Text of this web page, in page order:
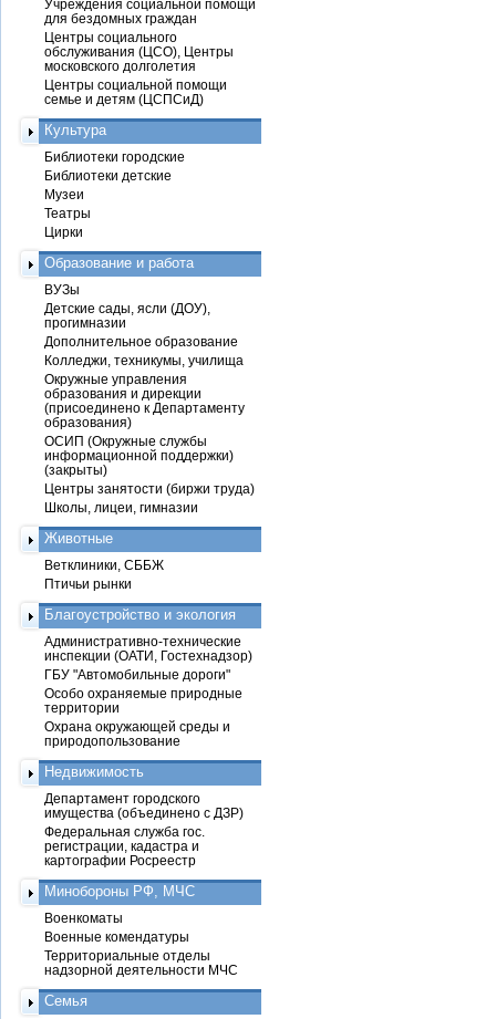
Учреждения социальной помощи
для бездомных граждан
Центры социального
обслуживания (ЦСО), Центры
московского долголетия
Центры социальной помощи
семье и детям (ЦСПСиД)
Культура
Библиотеки городские
Библиотеки детские
Музеи
Театры
Цирки
Образование и работа
ВУЗы
Детские сады, ясли (ДОУ),
прогимназии
Дополнительное образование
Колледжи, техникумы, училища
Окружные управления
образования и дирекции
(присоединено к Департаменту
образования)
ОСИП (Окружные службы
информационной поддержки)
(закрыты)
Центры занятости (биржи труда)
Школы, лицеи, гимназии
Животные
Ветклиники, СББЖ
Птичьи рынки
Благоустройство и экология
Административно-технические
инспекции (ОАТИ, Гостехнадзор)
ГБУ "Автомобильные дороги"
Особо охраняемые природные
территории
Охрана окружающей среды и
природопользование
Недвижимость
Департамент городского
имущества (объединено с ДЗР)
Федеральная служба гос.
регистрации, кадастра и
картографии Росреестр
Минобороны РФ, МЧС
Военкоматы
Военные комендатуры
Территориальные отделы
надзорной деятельности МЧС
Семья